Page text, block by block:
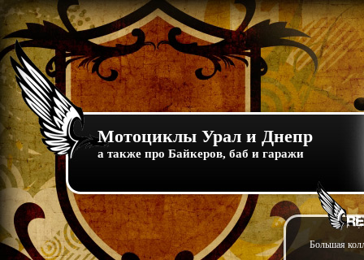
Мотоциклы Урал и Днепр
а также про Байкеров, баб и гаражи
Большая